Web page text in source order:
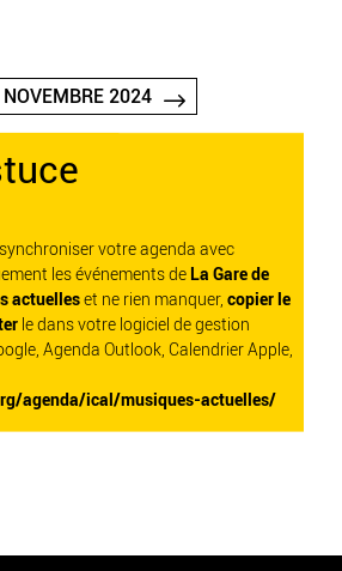
2024
votre agenda avec
les événements de La Gare de
actuelleset ne rien manquer, copier le
le dans votre logiciel de gestion
Agenda Outlook, Calendrier Apple,
agenda/ical/musiques-actuelles/